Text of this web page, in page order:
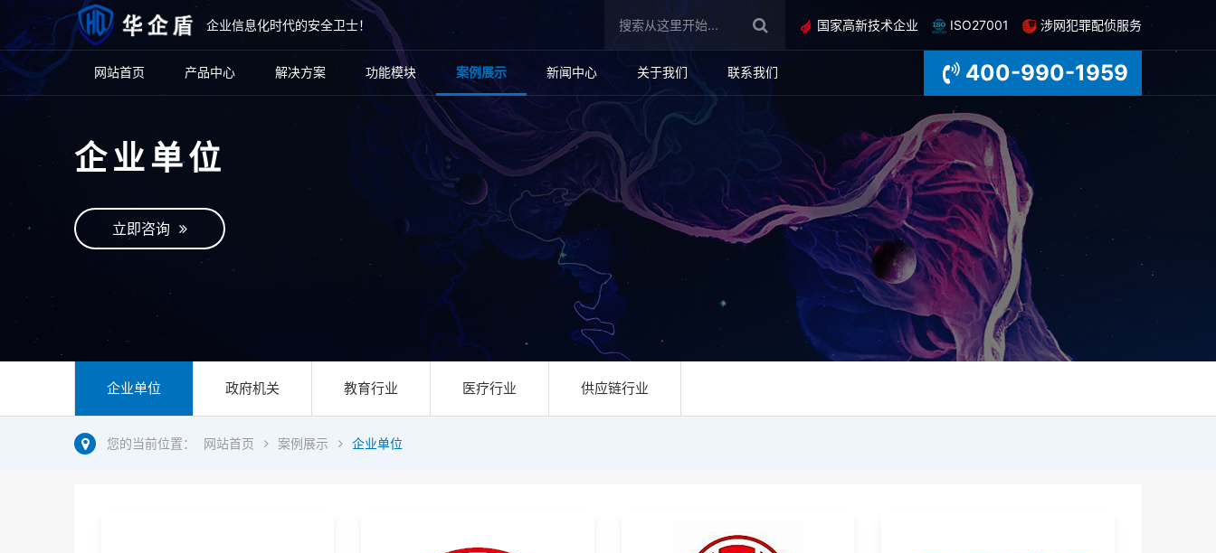
企业信息化时代的安全卫士！ 国家高新技术企业 ISO27001 涉网犯罪配侦服务
网站首页 产品中心 解决方案 功能模块 案例展示 新闻中心 关于我们 联系我们 400-990-1959
企业单位
立即咨询
企业单位 政府机关 教育行业 医疗行业 供应链行业
您的当前位置： 网站首页 案例展示 企业单位